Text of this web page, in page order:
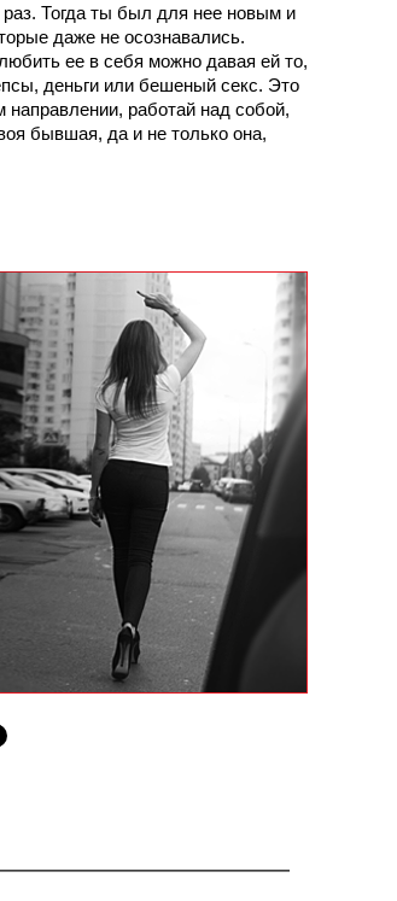
Тогда ты был для нее новым и
даже не осознавались.
ее в себя можно давая ей то,
деньги или бешеный секс. Это
направлении, работай над собой,
бывшая, да и не только она,